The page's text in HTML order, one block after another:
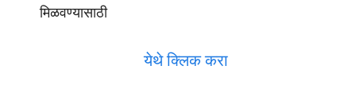
मिळवण्यासाठी
येथे क्लिक करा